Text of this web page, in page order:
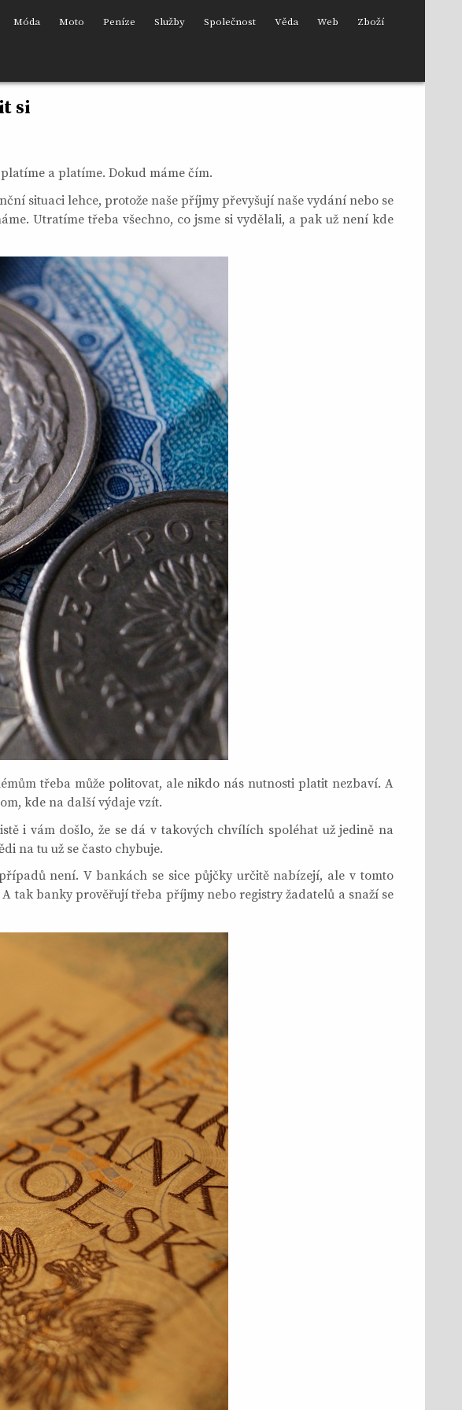
Móda Moto Peníze Služby Společnost Věda Web Zboží
si
a platíme. Dokud máme čím.
situaci lehce, protože naše příjmy převyšují naše vydání nebo se
Utratíme třeba všechno, co jsme si vydělali, a pak už není kde
třeba může politovat, ale nikdo nás nutnosti platit nezbaví. A
kde na další výdaje vzít.
i vám došlo, že se dá v takových chvílích spoléhat už jedině na
na tu už se často chybuje.
není. V bankách se sice půjčky určitě nabízejí, ale v tomto
tak banky prověřují třeba příjmy nebo registry žadatelů a snaží se